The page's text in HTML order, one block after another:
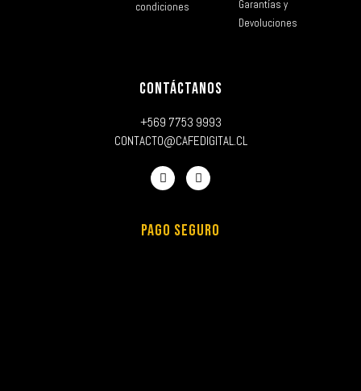
condiciones
Garantías y
Devoluciones
CONTÁCTANOS
+569 7753 9993
CONTACTO@CAFEDIGITAL.CL
PAGO SEGURO